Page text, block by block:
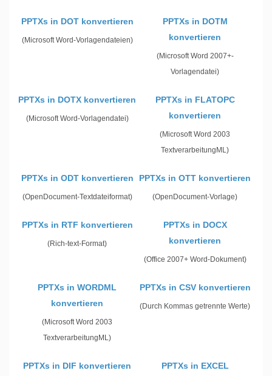
PPTXs in DOT konvertieren
(Microsoft Word-Vorlagendateien)
PPTXs in DOTM
konvertieren
(Microsoft Word 2007+-
Vorlagendatei)
PPTXs in DOTX konvertieren
(Microsoft Word-Vorlagendatei)
PPTXs in FLATOPC
konvertieren
(Microsoft Word 2003
TextverarbeitungML)
PPTXs in ODT konvertieren
(OpenDocument-Textdateiformat)
PPTXs in OTT konvertieren
(OpenDocument-Vorlage)
PPTXs in RTF konvertieren
(Rich-text-Format)
PPTXs in DOCX
konvertieren
(Office 2007+ Word-Dokument)
PPTXs in WORDML
konvertieren
(Microsoft Word 2003
TextverarbeitungML)
PPTXs in CSV konvertieren
(Durch Kommas getrennte Werte)
PPTXs in DIF konvertieren
PPTXs in EXCEL